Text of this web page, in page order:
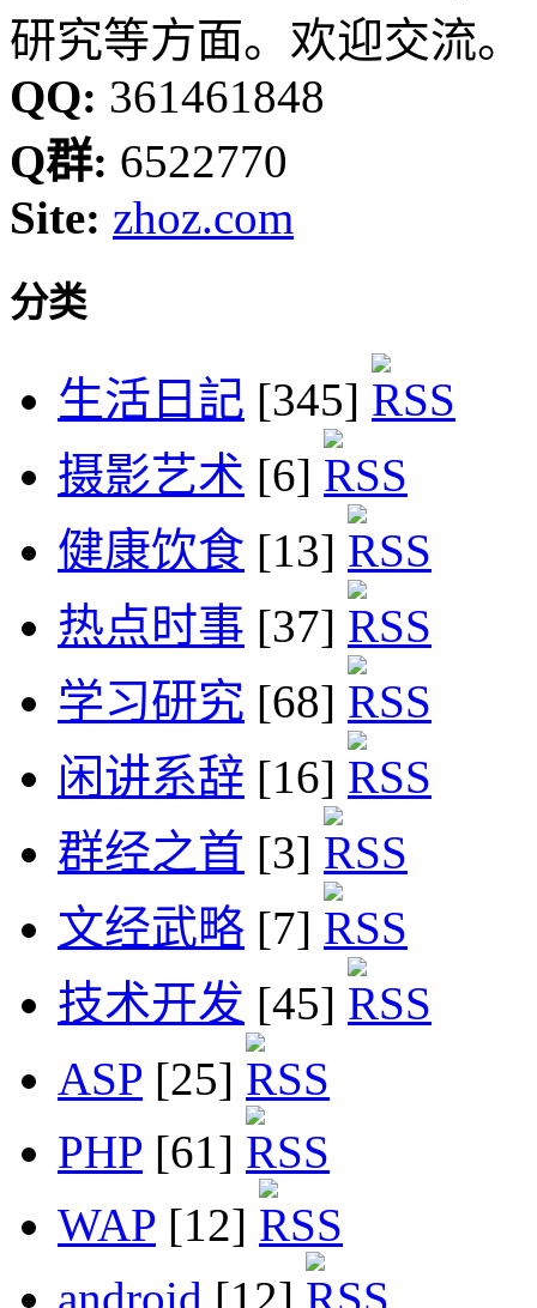
研究等方面。欢迎交流。
QQ: 361461848
Q群: 6522770
Site: zhoz.com
分类
生活日記 [345]
摄影艺术 [6]
健康饮食 [13]
热点时事 [37]
学习研究 [68]
闲讲系辞 [16]
群经之首 [3]
文经武略 [7]
技术开发 [45]
ASP [25]
PHP [61]
WAP [12]